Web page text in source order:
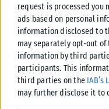
request is processed you
ads based on personal
information disclosed to
may separately opt-out
information by third
participants. This
third parties on the
may further disclose it to
ΑΝΑΡΤΉΘΗΚΕ ΑΠΌ KARFITSANEWS